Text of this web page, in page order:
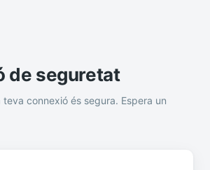
de seguretat
connexió és segura. Espera un